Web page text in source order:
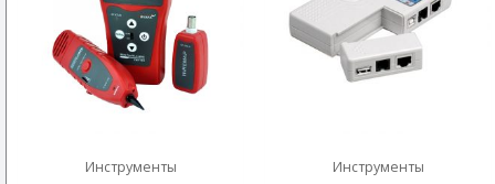
Инструменты Инструменты